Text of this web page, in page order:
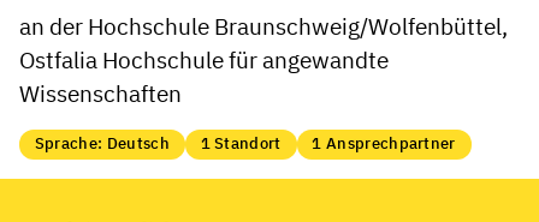
an der Hochschule Braunschweig/Wolfenbüttel,
Ostfalia Hochschule für angewandte
Wissenschaften
Sprache: Deutsch 1 Standort 1 Ansprechpartner